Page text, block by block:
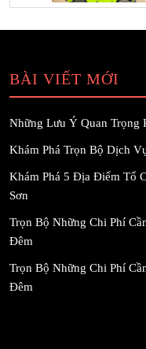
BÀI VIẾT MỚI
Những Lưu Ý Quan
Khám Phá Trọn Bộ Dịch
Khám Phá 5 Địa Điểm Tổ
Sơn
Trọn Bộ Những Chi Phí
Đêm
Trọn Bộ Những Chi Phí
Đêm